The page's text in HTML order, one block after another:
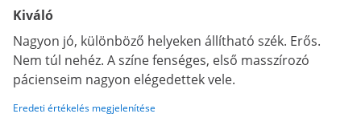
Kiváló
Nagyon jó, különböző helyeken állítható szék. Erős.
Nem túl nehéz. A színe fenséges, első masszírozó
pácienseim nagyon elégedettek vele.
Eredeti értékelés megjelenítése